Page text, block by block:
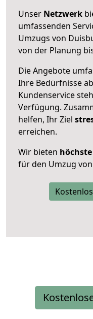
Unser Netzwerk
umfassenden
Umzugs von
von der Planung
Die Angebote
Ihre Bedürfnisse
Kundenservice
Verfügung.
helfen, Ihr Ziel
erreichen.
Wir bieten
für den Umzug